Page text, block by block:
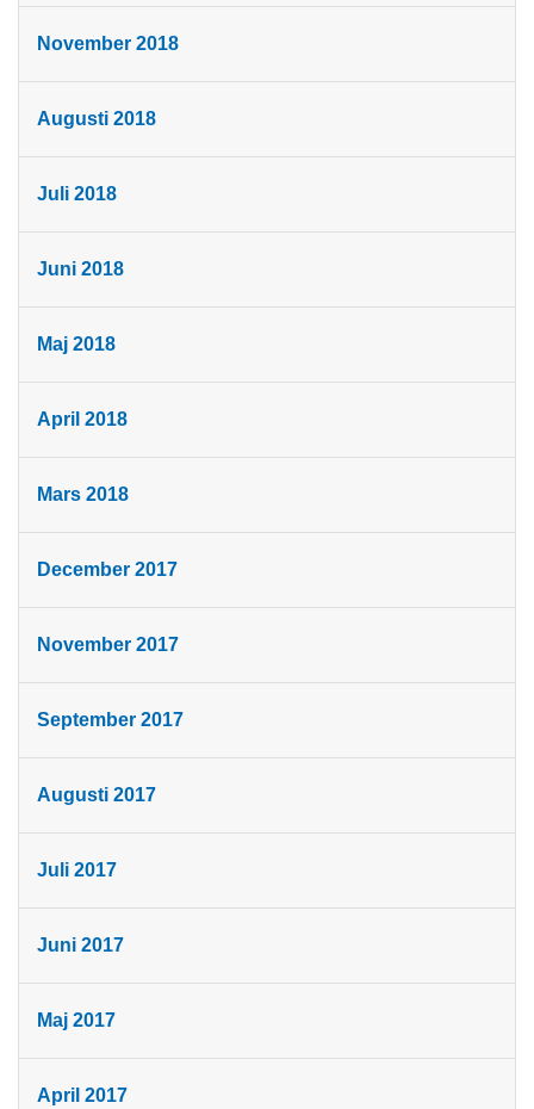
November 2018
Augusti 2018
Juli 2018
Juni 2018
Maj 2018
April 2018
Mars 2018
December 2017
November 2017
September 2017
Augusti 2017
Juli 2017
Juni 2017
Maj 2017
April 2017